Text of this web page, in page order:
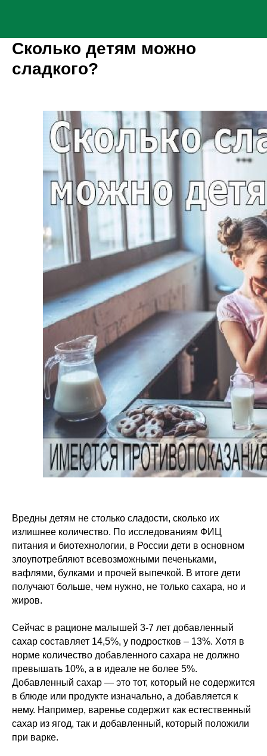
Сколько детям можно
сладкого?
Вредны детям не столько сладости, сколько их
излишнее количество. По исследованиям ФИЦ
питания и биотехнологии, в России дети в основном
злоупотребляют всевозможными печеньками,
вафлями, булками и прочей выпечкой. В итоге дети
получают больше, чем нужно, не только сахара, но и
жиров.
Сейчас в рационе малышей 3-7 лет добавленный
сахар составляет 14,5%, у подростков – 13%. Хотя в
норме количество добавленного сахара не должно
превышать 10%, а в идеале не более 5%.
Добавленный сахар — это тот, который не содержится
в блюде или продукте изначально, а добавляется к
нему. Например, варенье содержит как естественный
сахар из ягод, так и добавленный, который положили
при варке.